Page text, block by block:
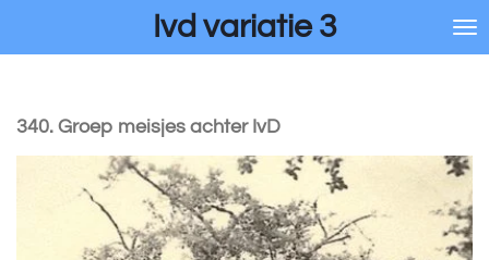
hoofdinhoud
Ivd variatie 3
340. Groep meisjes achter IvD